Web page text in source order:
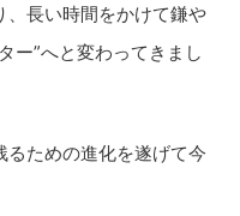
、長い時間をかけて鎌や
ー”へと変わってきまし
ための進化を遂げて今